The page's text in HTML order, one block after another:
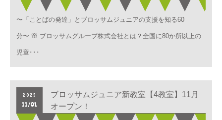
〜「ことばの発達」とブロッサムジュニアの支援を知る60
分〜 🌸 ブロッサムグループ株式会社とは？全国に80か所以上の
児童･･･
2025
11/01
ブロッサムジュニア新教室【4教室】11月
オープン！